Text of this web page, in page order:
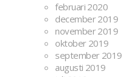
februari 2020
december 2019
november 2019
oktober 2019
september 2019
augusti 2019